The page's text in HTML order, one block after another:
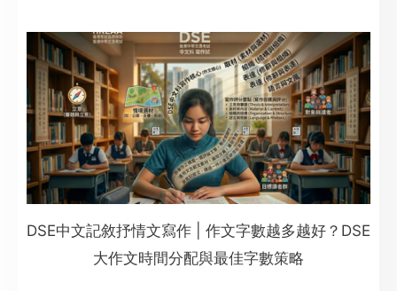
DSE中文記敘抒情文寫作 | 作文字數越多越好？DSE
大作文時間分配與最佳字數策略